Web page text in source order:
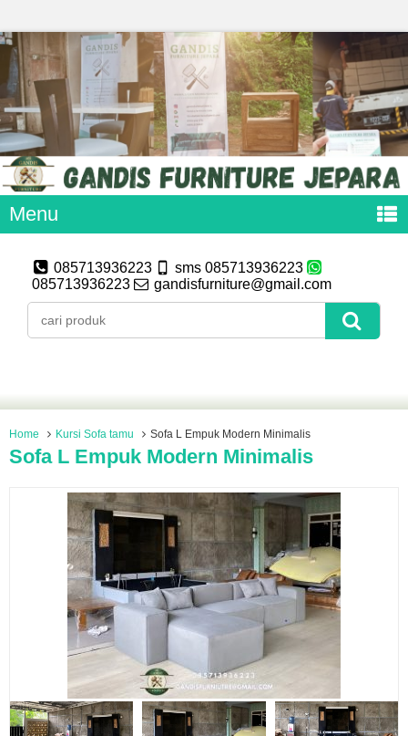
Menu
085713936223
sms 085713936223
085713936223
gandisfurniture@gmail.com
Home Kursi Sofa tamu Sofa L Empuk Modern Minimalis
Sofa L Empuk Modern Minimalis